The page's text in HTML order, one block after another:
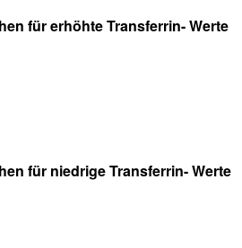
für erhöhte Transferrin- Werte
für niedrige Transferrin- Werte